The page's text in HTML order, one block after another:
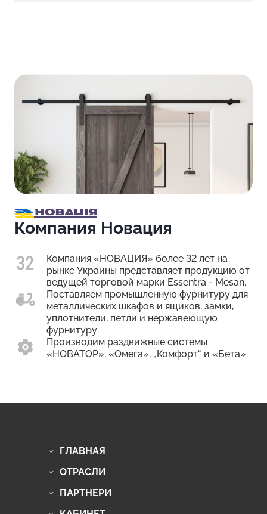
Компания Новация
Компания «НОВАЦИЯ» более 32 лет на
рынке Украины представляет продукцию от
ведущей торговой марки Essentra - Mesan.
Поставляем промышленную фурнитуру для
металлических шкафов и ящиков, замки,
уплотнители, петли и нержавеющую
фурнитуру.
Производим раздвижные системы
«НОВАТОР», «Омега», „Комфорт“ и «Бета».
ГЛАВНАЯ
ОТРАСЛИ
ПАРТНЕРИ